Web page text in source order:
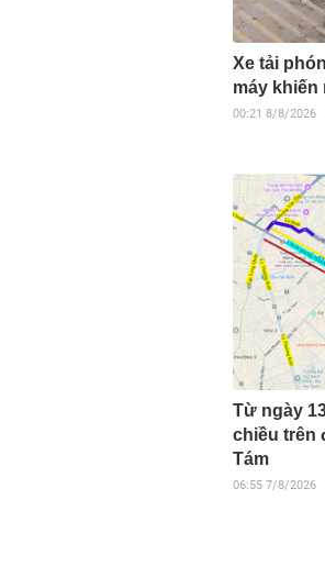
Xe tải
máy
00:21 8/8/2026
Từ ngày
chiều trên
Tám
06:55 7/8/2026